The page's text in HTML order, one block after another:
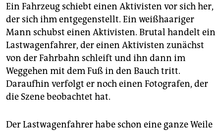
Ein Fahrzeug schiebt einen Aktivisten vor sich her,
der sich ihm entgegenstellt. Ein weißhaariger
Mann schubst einen Aktivisten. Brutal handelt ein
Lastwagenfahrer, der einen Aktivisten zunächst
von der Fahrbahn schleift und ihn dann im
Weggehen mit dem Fuß in den Bauch tritt.
Daraufhin verfolgt er noch einen Fotografen, der
die Szene beobachtet hat.
Der Lastwagenfahrer habe schon eine ganze Weile